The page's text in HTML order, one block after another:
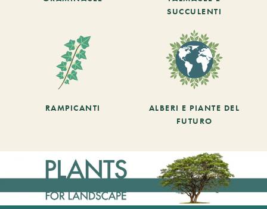
SUCCULENTI
RAMPICANTI
ALBERI E PIANTE DEL
FUTURO